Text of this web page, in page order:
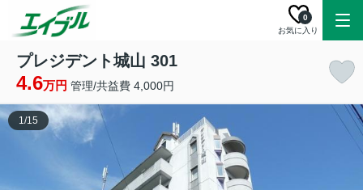
お気に入り
0
プレジデント城山 301
4.6万円 管理/共益費 4,000円
1/15